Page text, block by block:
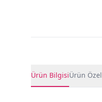
Ürün BilgisiÜrün